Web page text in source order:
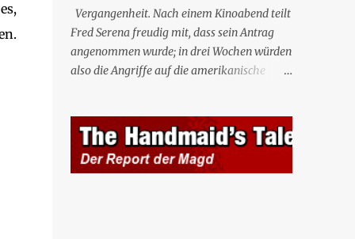
Vergangenheit. Nach einem Kinoabend teilt
Fred Serena freudig mit, dass sein Antrag
angenommen wurde; in drei Wochen würden
also die Angriffe auf die amerikanische
konservative Intellektuelle, an den
Sitzungen des Rates teilnehmen kann, aber
die anderen zukünftigen Kommandanten